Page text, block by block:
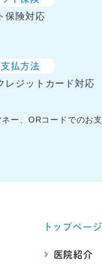
保険対応
払方法
レジットカード対応
ネー、ORコードでのお
トップページ
医院紹介